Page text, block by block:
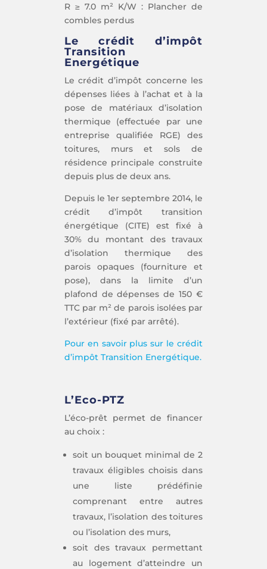
R ≥ 7.0 m² K/W : Plancher de
combles perdus
Le crédit d’impôt
Transition
Energétique
Le crédit d’impôt concerne les
dépenses liées à l’achat et à la
pose de matériaux d’isolation
thermique (effectuée par une
entreprise qualifiée RGE) des
toitures, murs et sols de
résidence principale construite
depuis plus de deux ans.
Depuis le 1er septembre 2014, le
crédit d’impôt transition
énergétique (CITE) est fixé à
30% du montant des travaux
d’isolation thermique des
parois opaques (fourniture et
pose), dans la limite d’un
plafond de dépenses de 150 €
TTC par m² de parois isolées par
l’extérieur (fixé par arrêté).
Pour en savoir plus sur le crédit
d’impôt Transition Energétique.
L’Eco-PTZ
L’éco-prêt permet de financer
au choix :
soit un bouquet minimal de 2
travaux éligibles choisis dans
une liste prédéfinie
comprenant entre autres
travaux, l’isolation des toitures
ou l’isolation des murs,
soit des travaux permettant
au logement d’atteindre un